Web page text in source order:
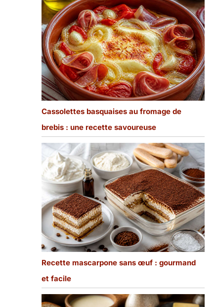
Cassolettes basquaises au fromage de
brebis : une recette savoureuse
Recette mascarpone sans œuf : gourmand
et facile